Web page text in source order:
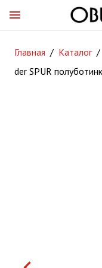
menu
Главная / Каталог /
der SPUR